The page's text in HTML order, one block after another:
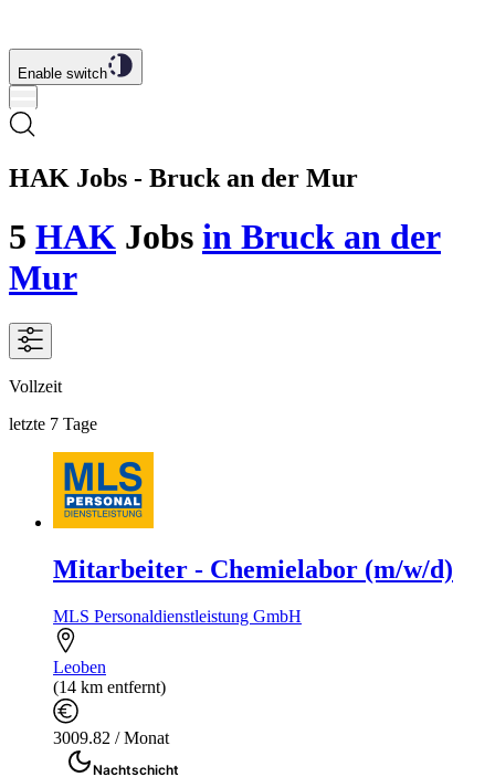
Enable switch
HAK Jobs - Bruck an der Mur
5 HAK Jobs in Bruck an der
Mur
Vollzeit
letzte 7 Tage
Mitarbeiter - Chemielabor (m/w/d)
MLS Personaldienstleistung GmbH
Leoben
(14 km entfernt)
3009.82 / Monat
Nachtschicht